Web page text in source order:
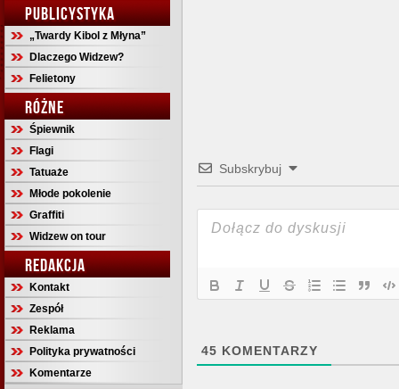
PUBLICYSTYKA
„Twardy Kibol z Młyna”
Dlaczego Widzew?
Felietony
RÓŻNE
Śpiewnik
Flagi
Tatuaże
Młode pokolenie
Graffiti
Widzew on tour
REDAKCJA
Kontakt
Zespół
Reklama
Polityka prywatności
Komentarze
Subskrybuj
45 KOMENTARZY